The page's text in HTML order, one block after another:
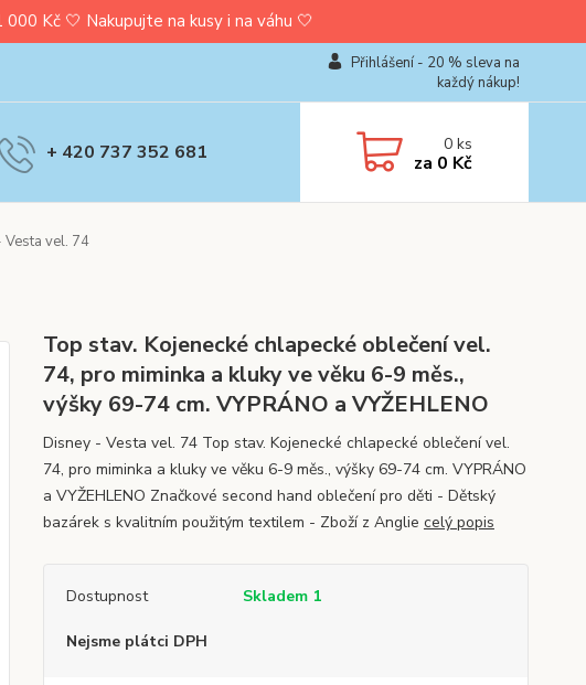
Kč 🤍 Nakupujte na kusy i na váhu 🤍
Přihlášení - 20 % sleva na
každý nákup!
+ 420 737 352 681 0ks
za 0 Kč
Vesta vel. 74
Top stav. Kojenecké chlapecké oblečení vel.
74, pro miminka a kluky ve věku 6-9 měs.,
výšky 69-74 cm. VYPRÁNO a VYŽEHLENO
Disney - Vesta vel. 74 Top stav. Kojenecké chlapecké oblečení vel.
74, pro miminka a kluky ve věku 6-9 měs., výšky 69-74 cm. VYPRÁNO
a VYŽEHLENO Značkové second hand oblečení pro děti - Dětský
bazárek s kvalitním použitým textilem - Zboží z Anglie celý popis
Dostupnost Skladem 1
Nejsme plátci DPH